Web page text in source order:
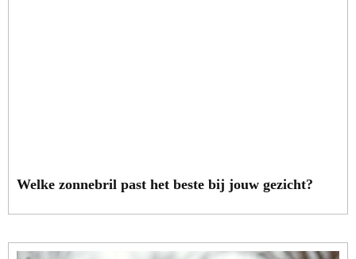
Welke zonnebril past het beste bij jouw gezicht?